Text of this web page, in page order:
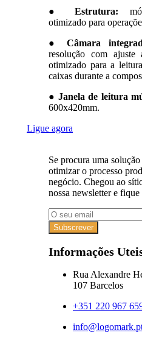
● Estrutura:
otimizado para
●Câmara
resolução com ajuste
otimizado para a
caixas durante a
●Janela de leitura
600x420mm.
Ligue agora
Se procura uma
otimizar o processo
negócio. Chegou ao
nossa newsletter e
Subscrever
Informações
Rua Alexandre
107 Barcelos
+351 220 967